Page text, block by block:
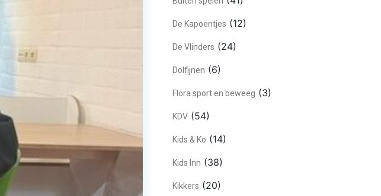
De Kapoentjes (12)
De Vlinders (24)
Dolfijnen (6)
Flora sport en beweeg (3)
KDV (54)
Kids & Ko (14)
Kids Inn (38)
Kikkers (20)